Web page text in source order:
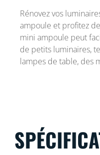
Rénovez vos
ampoule et profitez
mini ampoule peut
de petits luminaires,
lampes de table, des